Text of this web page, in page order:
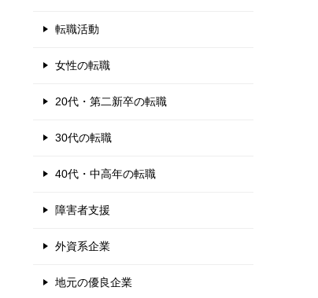
転職活動
女性の転職
20代・第二新卒の転職
30代の転職
40代・中高年の転職
障害者支援
外資系企業
地元の優良企業